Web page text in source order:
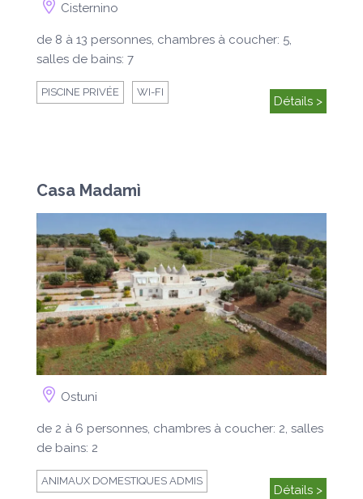
Cisternino
de 8 à 13 personnes, chambres à coucher: 5,
salles de bains: 7
PISCINE PRIVÉE WI-FI
Détails >
Casa Madamì
Ostuni
de 2 à 6 personnes, chambres à coucher: 2, salles
de bains: 2
ANIMAUX DOMESTIQUES ADMIS
Détails >